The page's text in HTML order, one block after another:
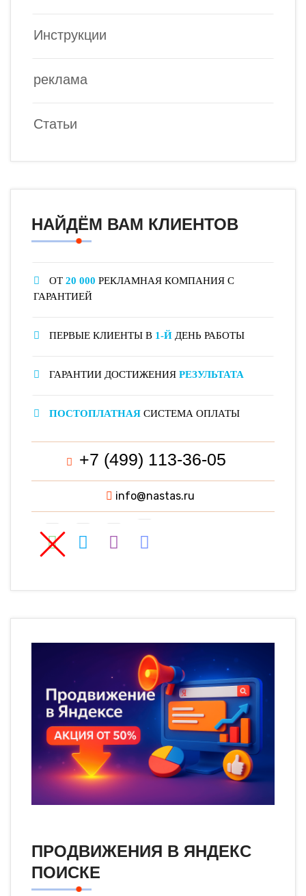
Инструкции
реклама
Статьи
НАЙДЁМ ВАМ КЛИЕНТОВ
ОТ 20 000 РЕКЛАМНАЯ КОМПАНИЯ С
ГАРАНТИЕЙ
ПЕРВЫЕ КЛИЕНТЫ В 1-Й ДЕНЬ РАБОТЫ
ГАРАНТИИ ДОСТИЖЕНИЯ РЕЗУЛЬТАТА
ПОСТОПЛАТНАЯ СИСТЕМА ОПЛАТЫ
+7 (499) 113-36-05
info@nastas.ru
ПРОДВИЖЕНИЯ В ЯНДЕКС
ПОИСКЕ